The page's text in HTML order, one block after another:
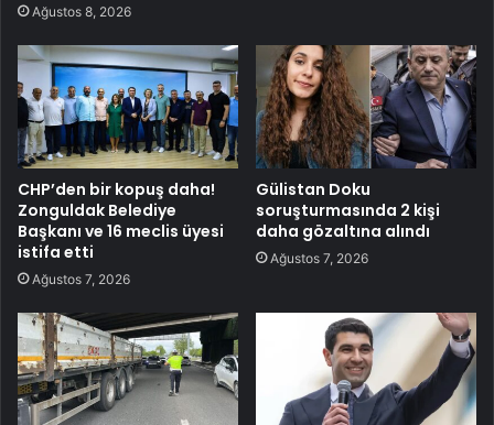
Ağustos 8, 2026
CHP’den bir kopuş daha!
Zonguldak Belediye
Başkanı ve 16 meclis üyesi
istifa etti
Ağustos 7, 2026
Gülistan Doku
soruşturmasında 2 kişi
daha gözaltına alındı
Ağustos 7, 2026